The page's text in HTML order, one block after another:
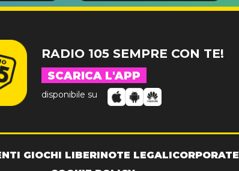
RADIO 105 SEMPRE CON TE!
SCARICA L'APP
disponibile su
GIOCHI LIBERINOTE LEGALICORPORATE